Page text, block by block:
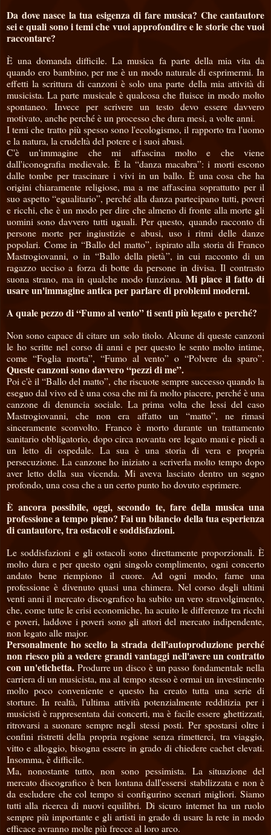
Da dove nasce la tua esigenza di fare musica? Che cantautore
sei e quali sono i temi che vuoi approfondire e le storie che vuoi
raccontare?
È una domanda difficile. La musica fa parte della mia vita da
quando ero bambino, per me è un modo naturale di esprimermi. In
effetti la scrittura di canzoni è solo una parte della mia attività di
musicista. La parte musicale è qualcosa che fluisce in modo molto
spontaneo. Invece per scrivere un testo devo essere davvero
motivato, anche perché è un processo che dura mesi, a volte anni.
I temi che tratto più spesso sono l'ecologismo, il rapporto tra l'uomo
e la natura, la crudeltà del potere e i suoi abusi.
C'è un'immagine che mi affascina molto e che viene
dall'iconografia medievale. È la “danza macabra”: i morti escono
dalle tombe per trascinare i vivi in un ballo. È una cosa che ha
origini chiaramente religiose, ma a me affascina soprattutto per il
suo aspetto “egualitario”, perché alla danza partecipano tutti, poveri
e ricchi, che è un modo per dire che almeno di fronte alla morte gli
uomini sono davvero tutti uguali. Per questo, quando racconto di
persone morte per ingiustizie e abusi, uso i ritmi delle danze
popolari. Come in “Ballo del matto”, ispirato alla storia di Franco
Mastrogiovanni, o in “Ballo della pietà”, in cui racconto di un
ragazzo ucciso a forza di botte da persone in divisa. Il contrasto
suona strano, ma in qualche modo funziona. Mi piace il fatto di
usare un'immagine antica per parlare di problemi moderni.
A quale pezzo di “Fumo al vento” ti senti più legato e perché?
Non sono capace di citare un solo titolo. Alcune di queste canzoni
le ho scritte nel corso di anni e per questo le sento molto intime,
come “Foglia morta”, “Fumo al vento” o “Polvere da sparo”.
Queste canzoni sono davvero “pezzi di me”.
Poi c'è il “Ballo del matto”, che riscuote sempre successo quando la
eseguo dal vivo ed è una cosa che mi fa molto piacere, perché è una
canzone di denuncia sociale. La prima volta che lessi del caso
Mastrogiovanni, che non era affatto un “matto”, ne rimasi
sinceramente sconvolto. Franco è morto durante un trattamento
sanitario obbligatorio, dopo circa novanta ore legato mani e piedi a
un letto di ospedale. La sua è una storia di vera e propria
persecuzione. La canzone ho iniziato a scriverla molto tempo dopo
aver letto della sua vicenda. Mi aveva lasciato dentro un segno
profondo, una cosa che a un certo punto ho dovuto esprimere.
È ancora possibile, oggi, secondo te, fare della musica una
professione a tempo pieno? Fai un bilancio della tua esperienza
di cantautore, tra ostacoli e soddisfazioni.
Le soddisfazioni e gli ostacoli sono direttamente proporzionali. È
molto dura e per questo ogni singolo complimento, ogni concerto
andato bene riempiono il cuore. Ad ogni modo, farne una
professione è divenuto quasi una chimera. Nel corso degli ultimi
venti anni il mercato discografico ha subito un vero stravolgimento,
che, come tutte le crisi economiche, ha acuito le differenze tra ricchi
e poveri, laddove i poveri sono gli attori del mercato indipendente,
non legato alle major.
Personalmente ho scelto la strada dell'autoproduzione perché
non riesco più a vedere grandi vantaggi nell'avere un contratto
con un'etichetta.Produrre un disco è un passo fondamentale nella
carriera di un musicista, ma al tempo stesso è ormai un investimento
molto poco conveniente e questo ha creato tutta una serie di
storture. In realtà, l'ultima attività potenzialmente redditizia per i
musicisti è rappresentata dai concerti, ma è facile essere ghettizzati,
ritrovarsi a suonare sempre negli stessi posti. Per spostarsi oltre i
confini ristretti della propria regione senza rimetterci, tra viaggio,
vitto e alloggio, bisogna essere in grado di chiedere cachet elevati.
Insomma, è difficile.
Ma, nonostante tutto, non sono pessimista. La situazione del
mercato discografico è ben lontana dall'essersi stabilizzata e non è
da escludere che col tempo si configurino scenari migliori. Siamo
tutti alla ricerca di nuovi equilibri. Di sicuro internet ha un ruolo
sempre più importante e gli artisti in grado di usare la rete in modo
efficace avranno molte più frecce al loro arco.